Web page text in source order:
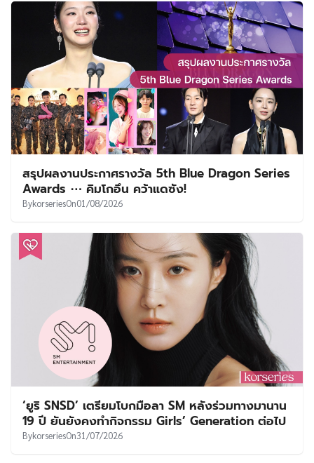
สรุปผลงานประกาศรางวัล 5th Blue Dragon Series
Awards ⋯ คิมโกอึน คว้าแดซัง!
BykorseriesOn01/08/2026
‘ยูริ SNSD’ เตรียมโบกมือลา SM หลังร่วมทางมานาน
19 ปี ยันยังคงทำกิจกรรม Girls’ Generation ต่อไป
BykorseriesOn31/07/2026